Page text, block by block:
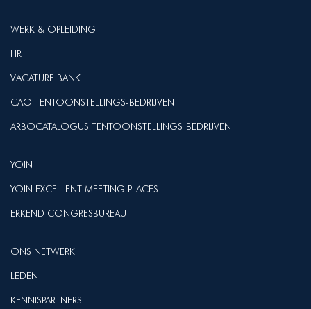
WERK & OPLEIDING
HR
VACATURE BANK
CAO TENTOONSTELLINGS-BEDRIJVEN
ARBOCATALOGUS TENTOONSTELLINGS-BEDRIJVEN
YOIN
YOIN EXCELLENT MEETING PLACES
ERKEND CONGRESBUREAU
ONS NETWERK
LEDEN
KENNISPARTNERS